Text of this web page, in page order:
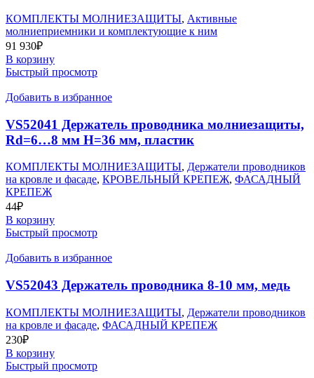
КОМПЛЕКТЫ МОЛНИЕЗАЩИТЫ, Активные
молниеприемники и комплектующие к ним
91 930₽
В корзину
Быстрый просмотр
Добавить в избранное
VS52041 Держатель проводника молниезащиты,
Rd=6…8 мм H=36 мм, пластик
КОМПЛЕКТЫ МОЛНИЕЗАЩИТЫ, Держатели проводников
на кровле и фасаде, КРОВЕЛЬНЫЙ КРЕПЕЖ, ФАСАДНЫЙ
КРЕПЕЖ
44₽
В корзину
Быстрый просмотр
Добавить в избранное
VS52043 Держатель проводника 8-10 мм, медь
КОМПЛЕКТЫ МОЛНИЕЗАЩИТЫ, Держатели проводников
на кровле и фасаде, ФАСАДНЫЙ КРЕПЕЖ
230₽
В корзину
Быстрый просмотр